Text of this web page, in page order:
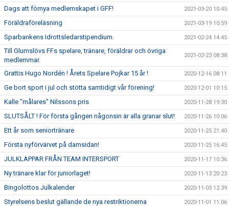
Dags att förnya medlemskapet i GFF! 2021-03-20 10:45
Föräldraföreläsning 2021-03-19 10:59
Sparbankens Idrottsledarstipendium. 2021-02-24 14:45
Till Glumslövs FFs spelare, tränare, föräldrar och övriga
medlemmar.
2021-02-23 08:38
Grattis Hugo Nordén ! Årets Spelare Pojkar 15 år ! 2020-12-16 08:11
Ge bort sport i jul och stötta samtidigt vår förening! 2020-12-01 10:15
Kalle "målares" Nilssons pris 2020-11-28 19:30
SLUTSÅLT ! För första gången någonsin är alla granar slut! 2020-11-26 10:06
Ett år som seniortränare 2020-11-25 21:40
Första nyförvärvet på damsidan! 2020-11-25 16:45
JULKLAPPAR FRÅN TEAM INTERSPORT 2020-11-17 10:36
Ny tränare klar för juniorlaget! 2020-11-13 20:23
Bingolottos Julkalender 2020-11-03 12:39
Styrelsens beslut gällande de nya restriktionerna 2020-11-01 11:06